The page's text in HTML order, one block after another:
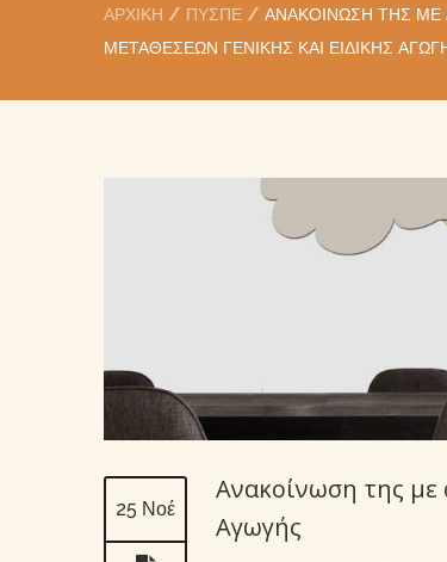
ΑΡΧΙΚΉ ΠΥΣΠΕ
ΑΝΑΚΟΊΝΩΣΗ ΤΗΣ ΜΕ
ΜΕΤΑΘΈΣΕΩΝ ΓΕΝΙΚΉΣ ΚΑΙ ΕΙΔΙΚΉΣ
25 Νοέ
Ανακοίνωση της με
Αγωγής